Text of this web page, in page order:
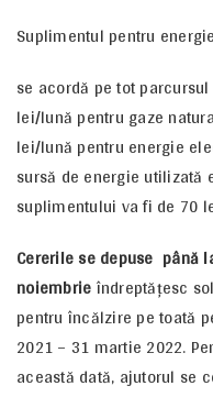
Suplimentul pentru energie
se acordă pe tot
lei/lună pentru gaze
lei/lună pentru energie
sursă de energie utilizată
suplimentului va fi de 70
Cererile se depuse până
noiembrieîndreptățesc
pentru încălzire pe toată
2021 – 31 martie 2022.
această dată, ajutorul se